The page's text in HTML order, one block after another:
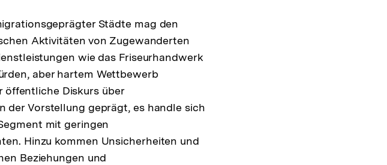
Städte mag den
Aktivitäten von Zugewanderten
wie das Friseurhandwerk
aber hartem Wettbewerb
öffentliche Diskurs über
der Vorstellung geprägt, es handle sich
mit geringen
Hinzu kommen Unsicherheiten und
Beziehungen und